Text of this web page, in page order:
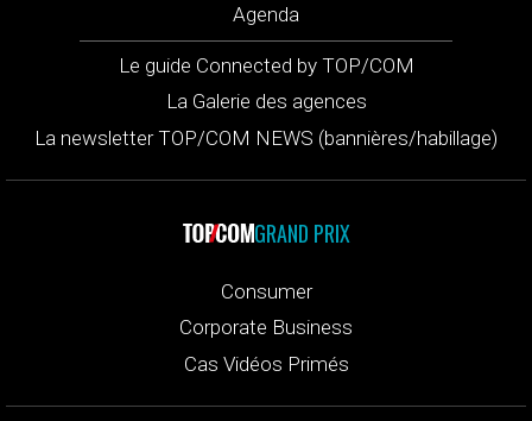
Agenda
Le guide Connected by TOP/COM
La Galerie des agences
La newsletter TOP/COM NEWS (bannières/habillage)
GRAND PRIX
Consumer
Corporate Business
Cas Vidéos Primés